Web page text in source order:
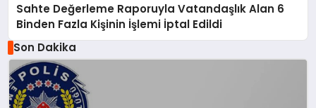
Sahte Değerleme Raporuyla Vatandaşlık Alan 6
Binden Fazla Kişinin İşlemi İptal Edildi
Son Dakika